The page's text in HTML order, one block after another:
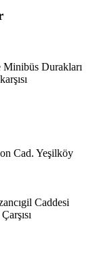
Durakları
Cad. Yeşilköy
Caddesi